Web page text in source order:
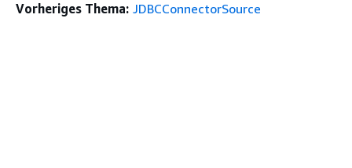
Vorheriges Thema: JDBCConnectorSource